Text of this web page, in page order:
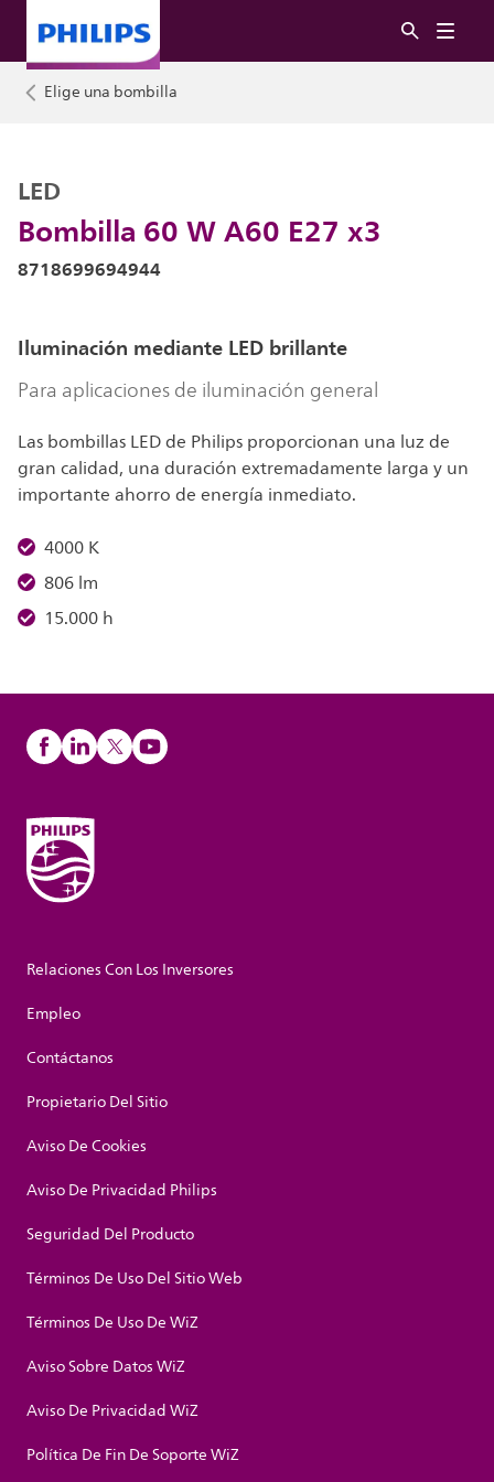
Elige una bombilla
Bombilla 60 W A60 E27 x3
LED
8718699694944
Iluminación mediante LED brillante
Para aplicaciones de iluminación general
Las bombillas LED de Philips proporcionan una luz de
gran calidad, una duración extremadamente larga y un
importante ahorro de energía inmediato.
4000 K
806 lm
15.000 h
Relaciones Con Los Inversores
Empleo
Contáctanos
Propietario Del Sitio
Aviso De Cookies
Aviso De Privacidad Philips
Seguridad Del Producto
Términos De Uso Del Sitio Web
Términos De Uso De WiZ
Aviso Sobre Datos WiZ
Aviso De Privacidad WiZ
Política De Fin De Soporte WiZ